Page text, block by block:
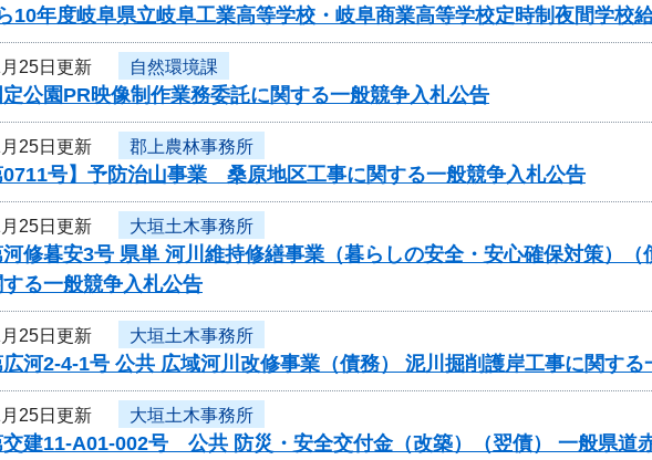
10年度岐阜県立岐阜工業高等学校・岐阜商業高等学校定時制夜間学校
25日更新 自然環境課
公園PR映像制作業務委託に関する一般競争入札公告
25日更新 郡上農林事務所
0711号】予防治山事業 桑原地区工事に関する一般競争入札公告
25日更新 大垣土木事務所
修暮安3号 県単 河川維持修繕事業（暮らしの安全・安心確保対策）
る一般競争入札公告
25日更新 大垣土木事務所
河2-4-1号 公共 広域河川改修事業（債務） 泥川掘削護岸工事に関する
25日更新 大垣土木事務所
建11-A01-002号 公共 防災・安全交付金（改築）（翌債） 一般県道